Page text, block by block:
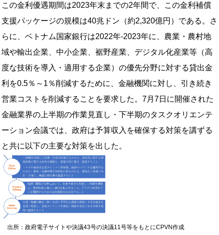
この金利優遇期間は2023年末までの2年間で、この金利補償
支援パッケージの規模は40兆ドン（約2,320億円）である。さ
らに、ベトナム国家銀行は2022年-2023年に、農業・農村地
域や輸出企業、中小企業、裾野産業、デジタル化産業等（高
度な技術を導入・適用する企業）の優先分野に対する貸出金
利を0.5％～1％削減するために、金融機関に対し、引き続き
営業コストを削減することを要求した。7月7日に開催された
金融業界の上半期の作業見直し・下半期のタスクオリエンテ
ーション会議では、政府は予算収入を確保する対策を講ずる
と共に以下の主要な対策を出した。
出所：政府電子サイトや決議43号の決議11号等をもとにCPVN作成